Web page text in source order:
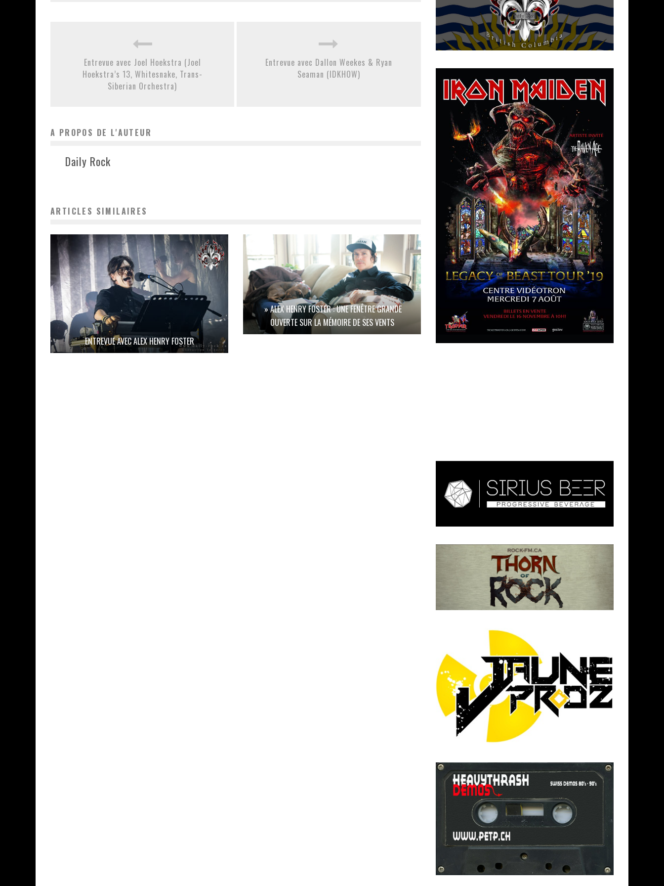
Entrevue avec Joel Hoekstra (Joel
Hoekstra’s 13, Whitesnake, Trans-
Siberian Orchestra)
Entrevue avec Dallon Weekes & Ryan
Seaman (IDKHOW)
A PROPOS DE L'AUTEUR
Daily Rock
ARTICLES SIMILAIRES
ENTREVUE AVEC ALEX HENRY FOSTER
» ALEX HENRY FOSTER : UNE FENÊTRE GRANDE
OUVERTE SUR LA MÉMOIRE DE SES VENTS